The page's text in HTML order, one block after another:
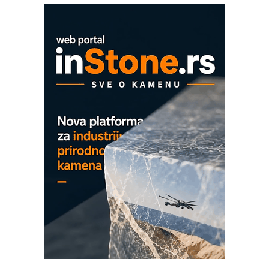
Proizvodnja iC7 Hybrid 1500 VDC
COMBYPACK
EVOKS Maintenance Management
ROSA i SCHUNK podižu proizvodnju
Detekcija različitih oblika